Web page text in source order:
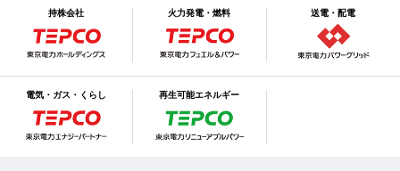
持株会社 火力発電・燃料 送電・配電
電気・ガス・くらし 再生可能エネルギー